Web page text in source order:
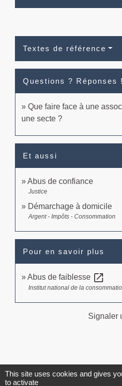
Textes de référence
Questions ? Réponses !
Que faire face à une
une secte ?
Et aussi
Abus de confiance
Justice
Démarchage à domicile
Argent - Impôts - Consommation
Pour en savoir plus
Abus de faiblesse open_in_new
Institut national de la
Signaler
This site uses cookies and gives
to activate